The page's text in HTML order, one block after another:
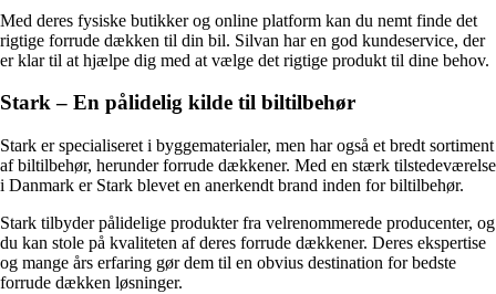
Med deres fysiske butikker og online platform kan du nemt finde det
rigtige forrude dækken til din bil. Silvan har en god kundeservice, der
er klar til at hjælpe dig med at vælge det rigtige produkt til dine behov.
Stark – En pålidelig kilde til biltilbehør
Stark er specialiseret i byggematerialer, men har også et bredt sortiment
af biltilbehør, herunder forrude dækkener. Med en stærk tilstedeværelse
i Danmark er Stark blevet en anerkendt brand inden for biltilbehør.
Stark tilbyder pålidelige produkter fra velrenommerede producenter, og
du kan stole på kvaliteten af deres forrude dækkener. Deres ekspertise
og mange års erfaring gør dem til en obvius destination for bedste
forrude dækken løsninger.